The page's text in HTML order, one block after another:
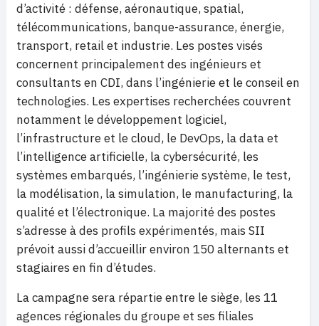
d’activité : défense, aéronautique, spatial,
télécommunications, banque-assurance, énergie,
transport, retail et industrie. Les postes visés
concernent principalement des ingénieurs et
consultants en CDI, dans l’ingénierie et le conseil en
technologies. Les expertises recherchées couvrent
notamment le développement logiciel,
l’infrastructure et le cloud, le DevOps, la data et
l’intelligence artificielle, la cybersécurité, les
systèmes embarqués, l’ingénierie système, le test,
la modélisation, la simulation, le manufacturing, la
qualité et l’électronique. La majorité des postes
s’adresse à des profils expérimentés, mais SII
prévoit aussi d’accueillir environ 150 alternants et
stagiaires en fin d’études.
La campagne sera répartie entre le siège, les 11
agences régionales du groupe et ses filiales